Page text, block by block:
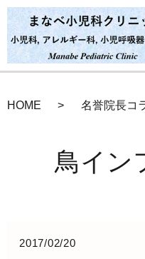
HOME 名誉院長コ
鳥イン
2017/02/20